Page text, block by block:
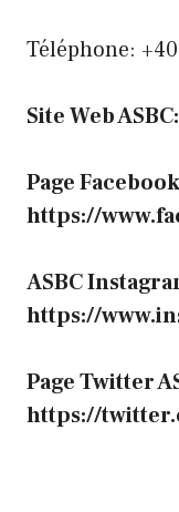
Téléphone:
Site Web
Page
https://
ASBC
https://
Page Twitter
https://